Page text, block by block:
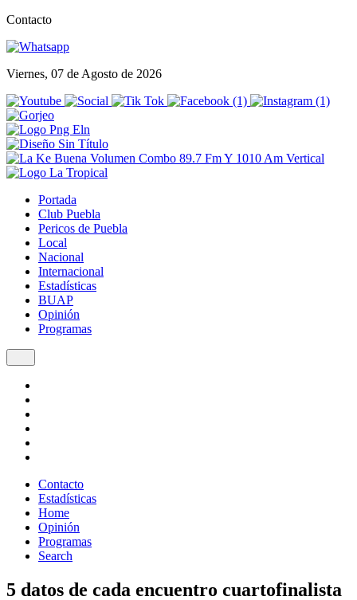
Contacto
Viernes, 07 de Agosto de 2026
Portada
Club Puebla
Pericos de Puebla
Local
Nacional
Internacional
Estadísticas
BUAP
Opinión
Programas
Contacto
Estadísticas
Home
Opinión
Programas
Search
5 datos de cada encuentro cuartofinalista